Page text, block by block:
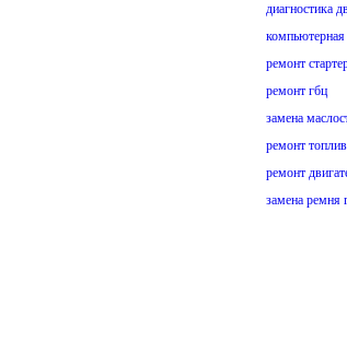
диагностика
компьютерная
ремонт
ремонт гбц
замена
ремонт
ремонт
замена ремня